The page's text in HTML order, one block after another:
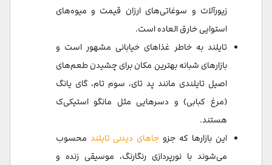
زیورآلات و سوغاتی‌های ارزان قیمت و میوه‌های
استوایی خارق العاده است.
تایلند به خاطر غذاهای خیابانی مشهور است و
بازارهای شبانه بهترین مکان برای چشیدن طعم‌های
اصیل تایلندی مانند پد تای، سوم تام، گای یانگ
(مرغ کبابی) و دسرهایی مثل مانگو استیکی‌ک
هستند.
این بازارها که جزو جاهای دیدنی تایلند محسوب
می‌شوند با نورپردازی رنگارنگ، موسیقی زنده و